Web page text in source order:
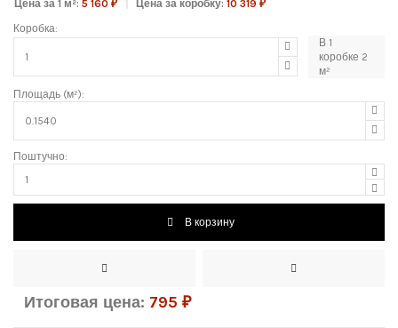
Цена за 1 м²:5 160 ₽ Цена за коробку:10 319 ₽
Коробка:
В 1
коробке 2
м²
Площадь (м²):
Поштучно:
В корзину
Итоговая цена: 795 ₽